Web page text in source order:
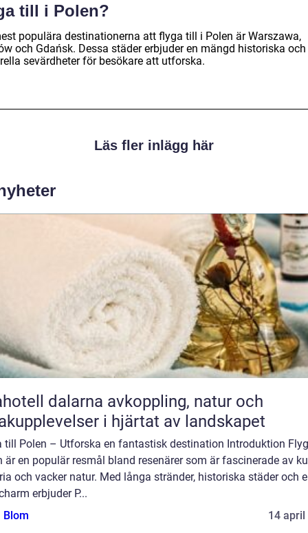
till i Polen?
populära destinationerna att flyga till i Polen är Warszawa,
och Gdańsk. Dessa städer erbjuder en mängd historiska och
sevärdheter för besökare att utforska.
Läs fler inlägg här
dalarna avkoppling, natur och
i hjärtat av landskapet
till Polen – Utforska en fantastisk destination Introduktion
är en populär resmål bland resenärer som är fascinerade av
och vacker natur. Med långa stränder, historiska städer och
erbjuder P...
Blom
14 april